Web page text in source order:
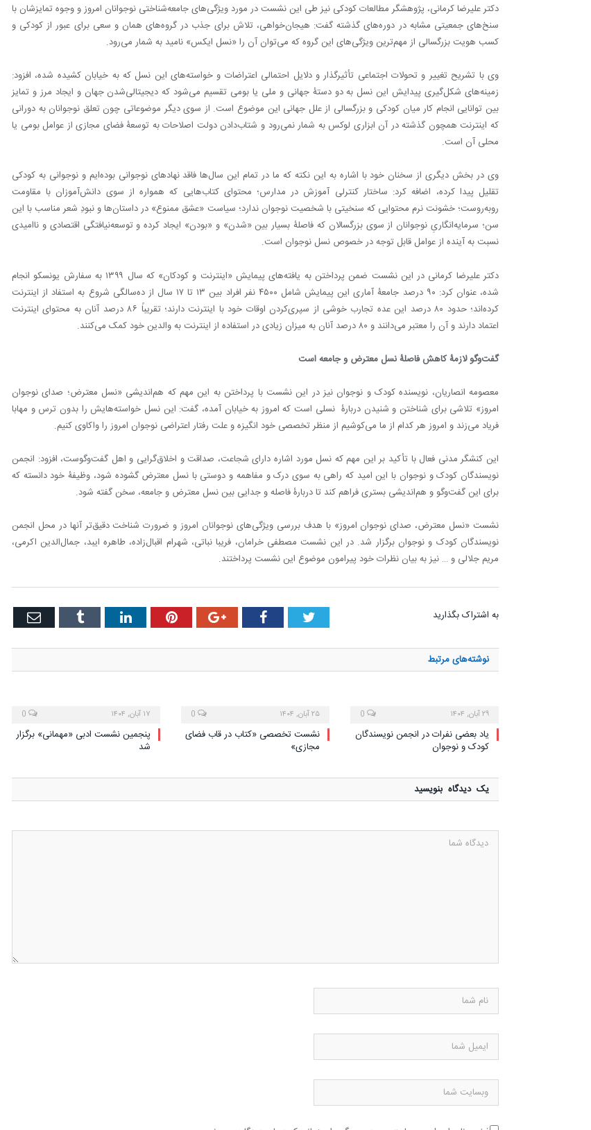
دکتر علیرضا کرمانی، پژوهشگر مطالعات کودکی نیز طی این نشست در مورد ویژگی‌های جامعه‌شناختی نوجوانان امروز و وجوه تمایزشان با
سنخ‌های جمعیتی مشابه در دوره‌های گذشته گفت: هیجان‌خواهی، تلاش برای جذب در گروه‌های همان و سعی برای عبور از کودکی و
کسب هویت بزرگسالی از مهم‌ترین ویژگی‌های این گروه که می‌توان آن را «نسل ایکس» نامید به شمار می‌رود.
وی با تشریح تغییر و تحولات اجتماعی تأثیرگذار و دلایل احتمالی اعتراضات و خواسته‌های این نسل که به خیابان کشیده شده، افزود:
زمینه‌های شکل‌گیری پیدایش این نسل به دو دستۀ جهانی و ملی یا بومی تقسیم می‌شود که دیجیتالی‌شدن جهان و ایجاد مرز و تمایز
بین توانایی انجام کار میان کودکی و بزرگسالی از علل جهانی این موضوع است. از سوی دیگر موضوعاتی چون تعلق نوجوانان به دورانی
که اینترنت همچون گذشته در آن ابزاری لوکس به شمار نمی‌رود و شتاب‌دادن دولت اصلاحات به توسعۀ فضای مجازی از عوامل بومی یا
محلی آن است.
وی در بخش دیگری از سخنان خود با اشاره به این نکته که ما در تمام این سال‌ها فاقد نهادهای نوجوانی بوده‌ایم و نوجوانی به کودکی
تقلیل پیدا کرده، اضافه کرد: ساختار کنترلی آموزش در مدارس؛ محتوای کتاب‌هایی که همواره از سوی دانش‌آموزان با مقاومت
روبه‌روست؛ خشونت نرم محتوایی که سنخیتی با شخصیت نوجوان ندارد؛ سیاست «عشق ممنوع» در داستان‌ها و نبودِ شعر مناسب با این
سن؛ سرمایه‌انگاریِ نوجوانان از سوی بزرگسالان که فاصلۀ بسیار بین «شدن» و «بودن» ایجاد کرده و توسعه‌نیافتگی اقتصادی و ناامیدی
نسبت به آینده از عوامل قابل توجه در خصوص نسل نوجوان است.
دکتر علیرضا کرمانی در این نشست ضمن پرداختن به یافته‌های پیمایش «اینترنت و کودکان» که سال ۱۳۹۹ به سفارش یونسکو انجام
شده، عنوان کرد: ۹۰ درصد جامعۀ آماری این پیمایش شامل ۴۵۰۰ نفر افراد بین ۱۳ تا ۱۷ سال از ده‌سالگی شروع به استفاد از اینترنت
کرده‌اند؛ حدود ۸۰ درصد این عده تجارب خوشی از سپری‌کردن اوقات خود با اینترنت دارند؛ تقریباً ۸۶ درصد آنان به محتوای اینترنت
اعتماد دارند و آن را معتبر می‌دانند و ۸۰ درصد آنان به میزان زیادی در استفاده از اینترنت به والدین خود کمک می‌کنند.
گفت‌وگو لازمۀ کاهش فاصلۀ نسل معترض و جامعه است
معصومه انصاریان، نویسنده کودک و نوجوان نیز در این نشست با پرداختن به این مهم که هم‌اندیشی «نسل معترض؛ صدای نوجوان
امروز» تلاشی برای شناختن و شنیدن دربارۀ نسلی است که امروز به خیابان آمده، گفت: این نسل خواسته‌هایش را بدون ترس و ‌مهابا
فریاد می‌زند و امروز هر کدام از ما می‌کوشیم از منظر تخصصی خود انگیزه و علت رفتار اعتراضی نوجوان امروز را واکاوی کنیم.
این کنشگر مدنی فعال با تأکید بر این مهم که نسل مورد اشاره دارای شجاعت، صداقت و اخلاق‌گرایی و اهل گفت‌وگوست، افزود: انجمن
نویسندگان کودک و نوجوان با این امید که راهی به سوی درک‌ و‌ مفاهمه و دوستی با نسل معترض گشوده شود، وظیفۀ خود دانسته که
برای این گفت‌وگو و هم‌اندیشی بستری فراهم کند تا دربارۀ فاصله و ‌جدایی بین نسل معترض و جامعه، سخن گفته شود.
نشست «نسل معترض، صدای نوجوان امروز» با هدف بررسی ویژگی‌های نوجوانان امروز و ضرورت شناخت دقیق‌تر آنها در محل انجمن
نویسندگان کودک و نوجوان برگزار شد. در این نشست مصطفی خرامان، فریبا نباتی، شهرام اقبال‌زاده، طاهره ایبد، جمال‌الدین اکرمی،
مریم جلالی و … نیز به بیان نظرات خود پیرامون موضوع این نشست پرداختند.
به اشتراک بگذارید Twitter
Facebook
Google+
Pinterest
LinkedIn
Tumblr
Email
نوشته‌هایمرتبط
۲۹ آبان, ۱۴۰۴
یاد بعضی نفرات در انجمن نویسندگان
کودک و نوجوان
۲۵ آبان, ۱۴۰۴
نشست تخصصی «کتاب در قاب فضای
مجازی»
۱۷ آبان, ۱۴۰۴
پنجمین نشست ادبی «مهمانی» برگزار
شد
یک دیدگاه بنویسید